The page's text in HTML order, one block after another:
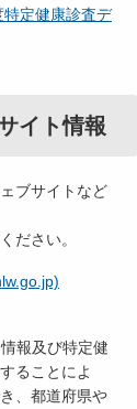
定健康診査デ
イト情報
ブサイトなど
ださい。
報及び特定健
ることによ
、都道府県や